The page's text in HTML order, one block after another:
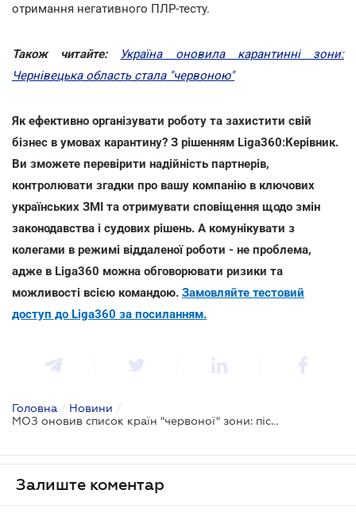
отримання негативного ПЛР-тесту.
Також читайте:
Україна оновила карантинні зони:
Чернівецька область стала "червоною"
Як ефективно організувати роботу та захистити свій
бізнес в умовах карантину? З рішенням Liga360:Керівник.
Ви зможете перевірити надійність партнерів,
контролювати згадки про вашу компанію в ключових
українських ЗМІ та отримувати сповіщення щодо змін
законодавства і судових рішень. А комунікувати з
колегами в режимі віддаленої роботи - не проблема,
адже в Liga360 можна обговорювати ризики та
можливості всією командою. Замовляйте тестовий
доступ до Liga360 за посиланням.
Головна / Новини /
МОЗ оновив список країн "червоної" зони: після яких країн потрібна самоізоляція
Залиште коментар